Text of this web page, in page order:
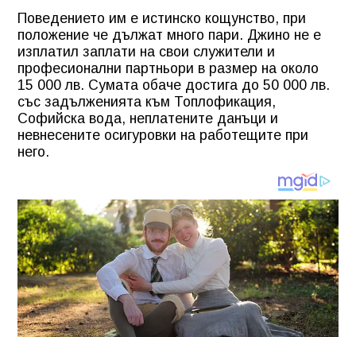
Поведението им е истинско кощунство, при
положение че дължат много пари. Джино не е
изплатил заплати на свои служители и
професионални партньори в размер на около
15 000 лв. Сумата обаче достига до 50 000 лв.
със задълженията към Топлофикация,
Софийска вода, неплатените данъци и
невнесените осигуровки на работещите при
него.